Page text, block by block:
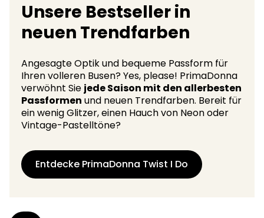
Unsere Bestseller in
neuen Trendfarben
Angesagte Optik und bequeme Passform für
Ihren volleren Busen? Yes, please! PrimaDonna
verwöhnt Sie jede Saison mit den allerbesten
Passformen und neuen Trendfarben. Bereit für
ein wenig Glitzer, einen Hauch von Neon oder
Vintage-Pastelltöne?
Entdecke PrimaDonna Twist I Do